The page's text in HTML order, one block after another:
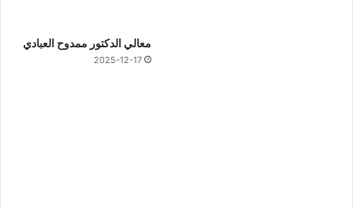
معالي الدكتور ممدوح العبادي
2025-12-17